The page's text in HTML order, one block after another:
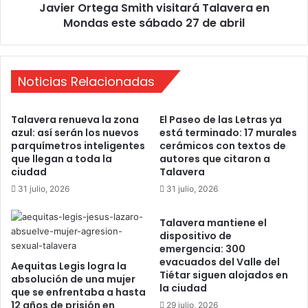
C
i
t
i
T
a
l
a
v
e
r
a
t
v
i
s
i
a
r
á
T
a
l
a
v
Javier Ortega Smith visitará Talavera en
Mondas este sábado 27 de abril
Noticias Relacionadas
Talavera renueva la zona
azul: así serán los nuevos
parquímetros inteligentes
que llegan a toda la
ciudad
31 julio, 2026
El Paseo de las Letras ya
está terminado: 17 murales
cerámicos con textos de
autores que citaron a
Talavera
31 julio, 2026
Aequitas Legis logra la
absolución de una mujer
que se enfrentaba a hasta
12 años de prisión en
Talavera mantiene el
dispositivo de
emergencia: 300
evacuados del Valle del
Tiétar siguen alojados en
la ciudad
29 julio, 2026